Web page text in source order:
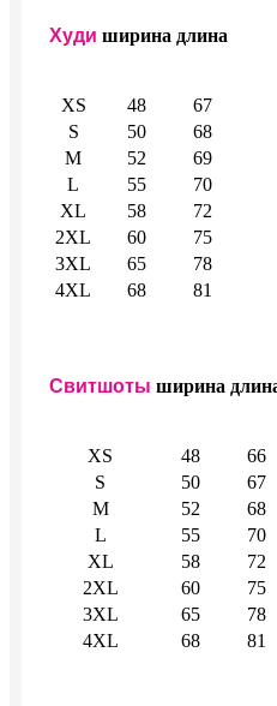
Худи ширина длина
XS 48
67
S
50
68
M
52
69
L
55
70
XL
58
72
2XL
60
75
3XL
65
78
4XL
68 81
Свитшоты ширина
XS 48
66
S
50
67
M
52
68
L
55
70
XL
58
72
2XL
60
75
3XL
65
78
4XL
68 81